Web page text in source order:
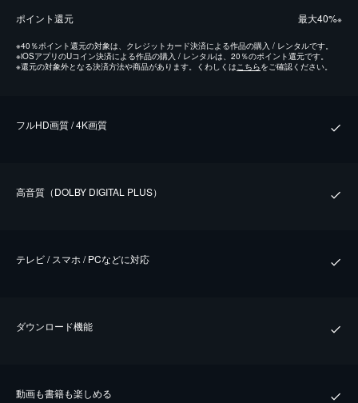
ポイント還元 最⼤40%※
※40％ポイント還元の対象は、クレジットカード決済による作品の購入 / レンタルです。
※iOSアプリのUコイン決済による作品の購入 / レンタルは、20％のポイント還元です。
※還元の対象外となる決済方法や商品があります。くわしくはこちらをご確認ください。
フルHD画質 / 4K画質
⾼⾳質（DOLBY DIGITAL PLUS）
テレビ / スマホ / PCなどに対応
ダウンロード機能
動画も書籍も楽しめる